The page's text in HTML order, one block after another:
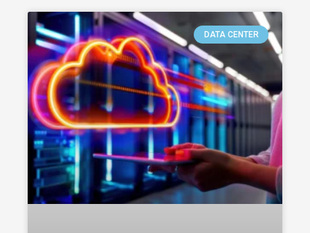
DATA CENTER